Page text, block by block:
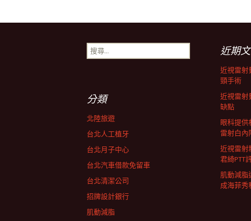
章
搜
尋
近期
近視雷射
頸手術
近視雷射
缺點
眼科提供
雷射白內
近視雷射
君綺PTT
肌動減脂
成海菲秀
分類
北陸旅遊
台北人工植牙
台北月子中心
台北汽車借款免留車
台北清潔公司
招牌設計銀行
肌動減脂